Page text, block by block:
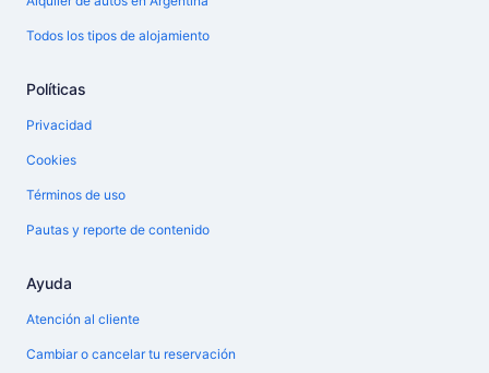
Todos los tipos de alojamiento
Políticas
Privacidad
Cookies
Términos de uso
Pautas y reporte de contenido
Ayuda
Atención al cliente
Cambiar o cancelar tu reservación